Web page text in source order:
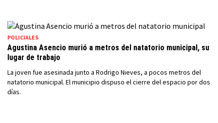
POLICIALES
Agustina Asencio murió a metros del natatorio municipal, su
lugar de trabajo
La joven fue asesinada junto a Rodrigo Nieves, a pocos metros del
natatorio municipal. El municipio dispuso el cierre del espacio por dos
días.